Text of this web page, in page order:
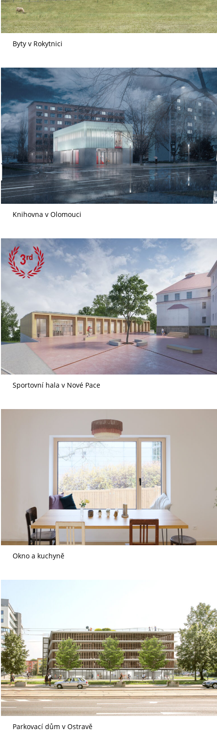
Byty v Rokytnici
Knihovna v Olomouci
Sportovní hala v Nové Pace
Okno a kuchyně
Parkovací dům v Ostravě